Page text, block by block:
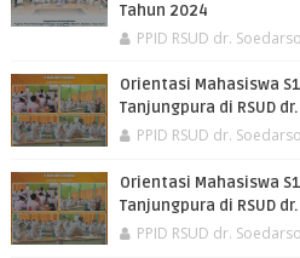
Tahun 2024
PPID RSUD dr. Soedarso
Orientasi Mahasiswa
Tanjungpura di RSUD
PPID RSUD dr. Soedarso
Orientasi Mahasiswa
Tanjungpura di RSUD
PPID RSUD dr. Soedarso